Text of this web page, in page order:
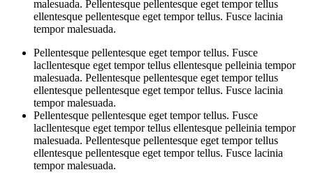
malesuada. Pellentesque pellentesque eget tempor tellus
ellentesque pellentesque eget tempor tellus. Fusce lacinia
tempor malesuada.
Pellentesque pellentesque eget tempor tellus. Fusce
lacllentesque eget tempor tellus ellentesque pelleinia tempor
malesuada. Pellentesque pellentesque eget tempor tellus
ellentesque pellentesque eget tempor tellus. Fusce lacinia
tempor malesuada.
Pellentesque pellentesque eget tempor tellus. Fusce
lacllentesque eget tempor tellus ellentesque pelleinia tempor
malesuada. Pellentesque pellentesque eget tempor tellus
ellentesque pellentesque eget tempor tellus. Fusce lacinia
tempor malesuada.